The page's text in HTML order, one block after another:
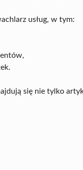
usług, w tym:
się nie tylko